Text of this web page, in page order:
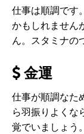
仕事は順調です
かもしれません
ん。スタミナの
金運
仕事が順調なた
ら羽振りよくな
覚でいましょう